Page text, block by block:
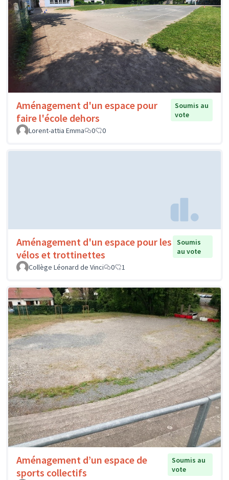
Aménagement d'un espace pour
faire l'école dehors
Soumis au
vote
Lorent-attia Emma
0 0
Aménagement d'un espace pour les
vélos et trottinettes
Soumis
au vote
Collège Léonard de Vinci
0 1
Aménagement d’un espace de
sports collectifs
Soumis au
vote